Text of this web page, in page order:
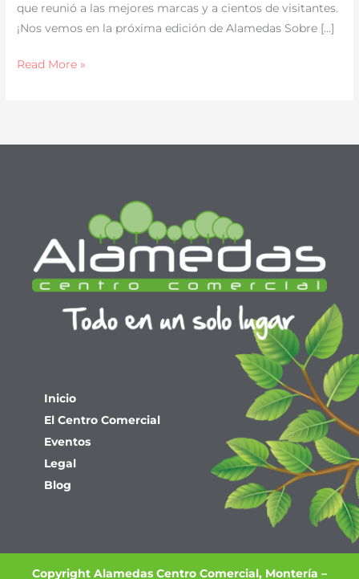
que reunió a las mejores marcas y a cientos de visitantes.
¡Nos vemos en la próxima edición de Alamedas Sobre […]
Read More »
Inicio
El Centro Comercial
Eventos
Legal
Blog
Copyright Alamedas Centro Comercial, Montería –